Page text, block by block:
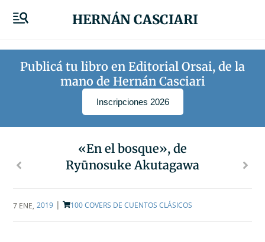
HERNÁN CASCIARI
Publicá tu libro en Editorial Orsai, de la
mano de Hernán Casciari
Inscripciones 2026
«En el bosque», de
Ryūnosuke Akutagawa
7 ENE, 2019 | 100 COVERS DE CUENTOS CLÁSICOS